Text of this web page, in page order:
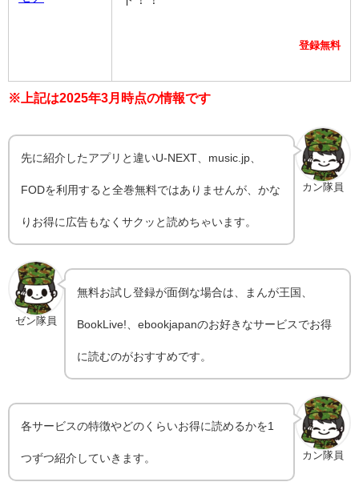
登録無料
※上記は2025年3月時点の情報です
カン隊員
先に紹介したアプリと違いU-NEXT、music.jp、
FODを利用すると全巻無料ではありませんが、かな
りお得に広告もなくサクッと読めちゃいます。
ゼン隊員
無料お試し登録が面倒な場合は、まんが王国、
BookLive!、ebookjapanのお好きなサービスでお得
に読むのがおすすめです。
カン隊員
各サービスの特徴やどのくらいお得に読めるかを1
つずつ紹介していきます。